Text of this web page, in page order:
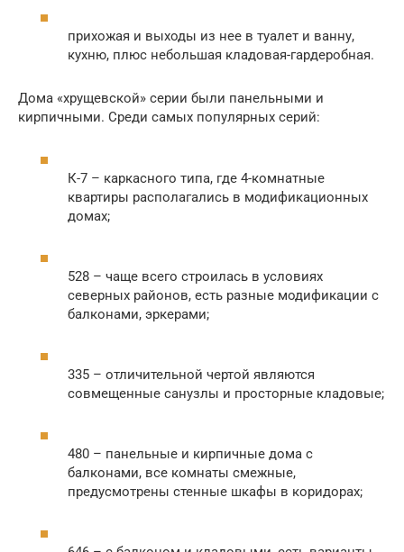
прихожая и выходы из нее в туалет и ванну,
кухню, плюс небольшая кладовая-гардеробная.
Дома «хрущевской» серии были панельными и
кирпичными. Среди самых популярных серий:
К-7 – каркасного типа, где 4-комнатные
квартиры располагались в модификационных
домах;
528 – чаще всего строилась в условиях
северных районов, есть разные модификации с
балконами, эркерами;
335 – отличительной чертой являются
совмещенные санузлы и просторные кладовые;
480 – панельные и кирпичные дома с
балконами, все комнаты смежные,
предусмотрены стенные шкафы в коридорах;